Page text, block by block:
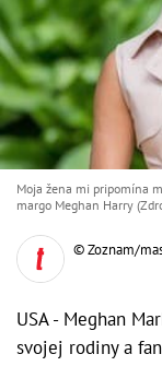
Moja žena mi pripomína
margo Meghan Harry
© Zoznam/
USA - Meghan
svojej rodiny a